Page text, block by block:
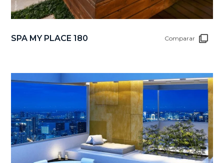
SPA MY PLACE 180 Comparar